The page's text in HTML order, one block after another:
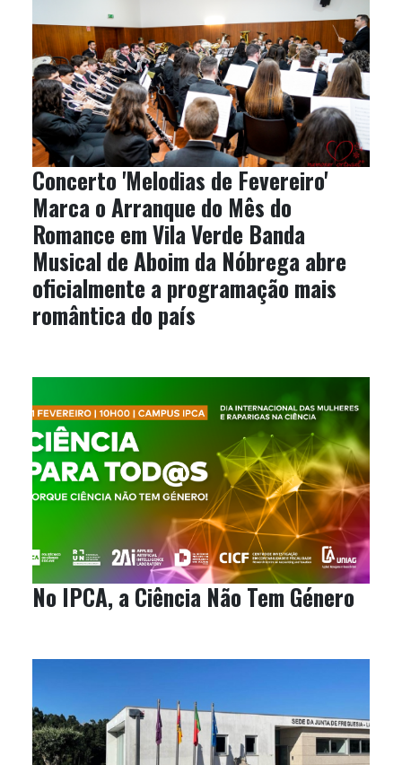
Concerto 'Melodias de Fevereiro'
Marca o Arranque do Mês do
Romance em Vila Verde Banda
Musical de Aboim da Nóbrega abre
oficialmente a programação mais
romântica do país
No IPCA, a Ciência Não Tem Género